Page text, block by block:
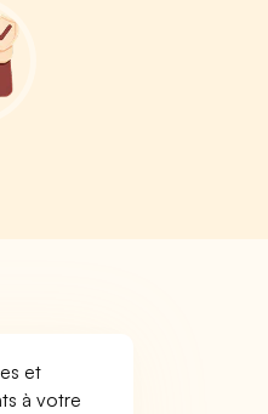
et
à votre